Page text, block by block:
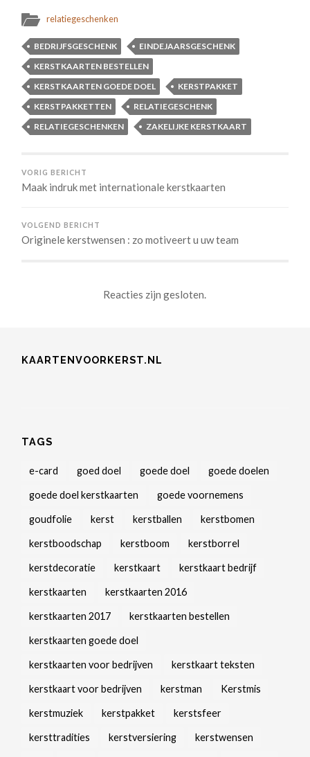
relatiegeschenken
BEDRIJFSGESCHENK
EINDEJAARSGESCHENK
KERSTKAARTEN BESTELLEN
KERSTKAARTEN GOEDE DOEL
KERSTPAKKET
KERSTPAKKETTEN
RELATIEGESCHENK
RELATIEGESCHENKEN
ZAKELIJKE KERSTKAART
VORIG BERICHT
Maak indruk met internationale kerstkaarten
VOLGEND BERICHT
Originele kerstwensen : zo motiveert u uw team
Reacties zijn gesloten.
KAARTENVOORKERST.NL
TAGS
e-card goed doel goede doel goede doelen
goede doel kerstkaarten goede voornemens
goudfolie kerst kerstballen kerstbomen
kerstboodschap kerstboom kerstborrel
kerstdecoratie kerstkaart kerstkaart bedrijf
kerstkaarten kerstkaarten 2016
kerstkaarten 2017 kerstkaarten bestellen
kerstkaarten goede doel
kerstkaarten voor bedrijven kerstkaart teksten
kerstkaart voor bedrijven kerstman Kerstmis
kerstmuziek kerstpakket kerstsfeer
kersttradities kerstversiering kerstwensen